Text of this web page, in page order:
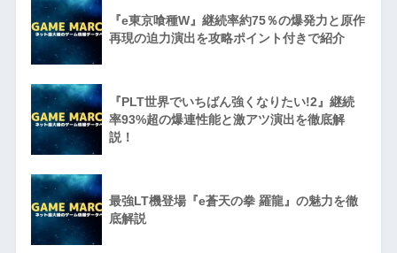
『e東京喰種W』継続率約75％の爆発力と原作
再現の迫力演出を攻略ポイント付きで紹介
『PLT世界でいちばん強くなりたい!2』継続
率93%超の爆連性能と激アツ演出を徹底解
説！
最強LT機登場『e蒼天の拳 羅龍』の魅力を徹
底解説